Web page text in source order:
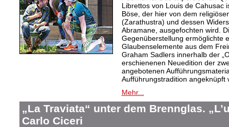
Librettos von Louis de Cahusac
Böse, der hier von dem
(Zarathustra) und dessen
Abramane, ausgefochten wird.
Gegenüberstellung ermöglichte
Glaubenselemente aus dem
Graham Sadlers innerhalb der
erschienenen Neuedition der
angebotenen
Aufführungstradition angeknüpft
Mehr...
„La Traviata“ unter dem Brennglas.
Carlo Ciceri